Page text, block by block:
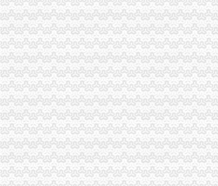
【常州武进区咨询服务企业名录】_第9页_顺企网